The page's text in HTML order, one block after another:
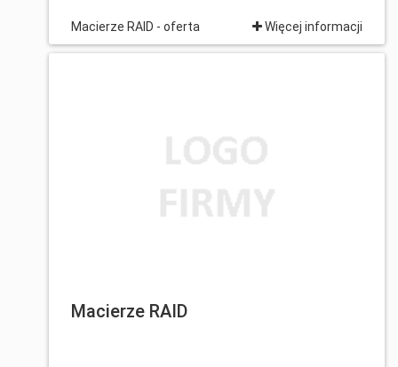
Macierze RAID - oferta Więcej informacji
Macierze RAID